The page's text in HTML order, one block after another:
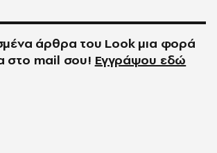
άρθρα του Look μια φορά
στο mail σου! Εγγράψου εδώ